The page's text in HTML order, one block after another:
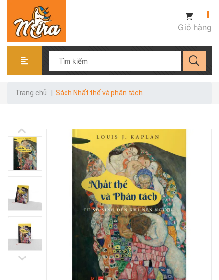
Giỏ hàng
Trang chủ Sách Nhất thể và phân tách